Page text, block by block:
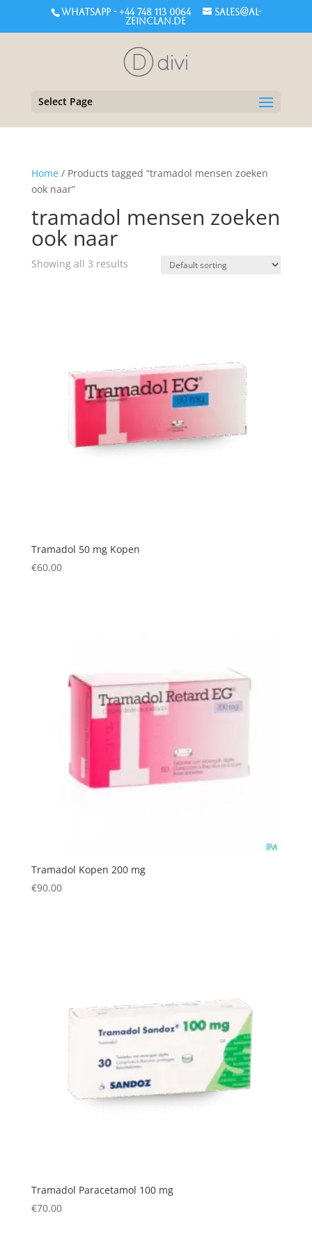
WHATSAPP - +44 748 113 0064
sales@al-
zeinclan.de
Select Page
Home/ Products tagged “tramadol mensen zoeken
ook naar”
tramadol mensen zoeken
ook naar
Showing all 3 results
Tramadol 50 mg Kopen
€60.00
Tramadol Kopen 200 mg
€90.00
Tramadol Paracetamol 100 mg
€70.00